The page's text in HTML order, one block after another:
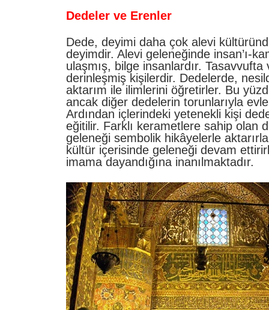
Dedeler ve Erenler
Dede, deyimi daha çok alevi
deyimdir. Alevi geleneğinde insan’ı-
ulaşmış, bilge insanlardır. Tasavvufta
derinleşmiş kişilerdir. Dedelerde,
aktarım ile ilimlerini öğretirler. Bu
ancak diğer dedelerin torunlarıyla
Ardından içlerindeki yetenekli kişi
eğitilir. Farklı kerametlere sahip olan
geleneği sembolik hikâyelerle
kültür içerisinde geleneği devam
imama dayandığına inanılmaktadır.